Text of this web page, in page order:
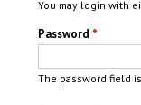
You may login with
Password *
The password field